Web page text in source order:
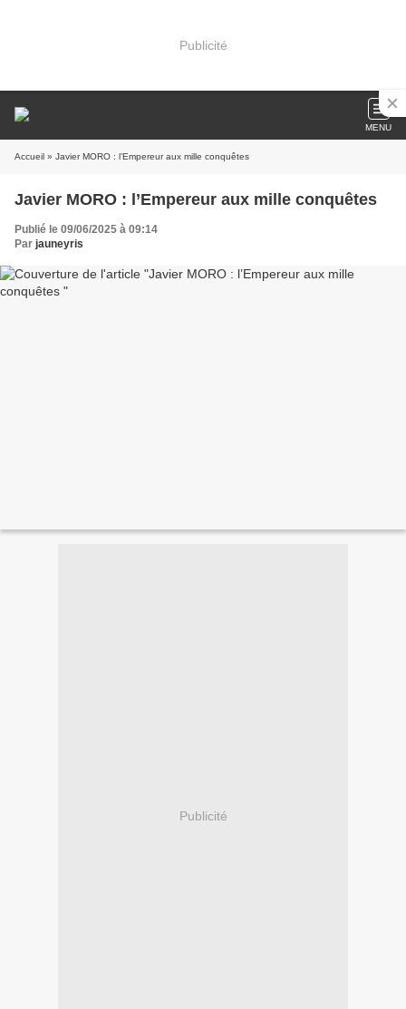
Publicité
MENU
Accueil » Javier MORO : l’Empereur aux mille conquêtes
Javier MORO : l’Empereur aux mille conquêtes
Publié le 09/06/2025 à 09:14
Par jauneyris
Publicité